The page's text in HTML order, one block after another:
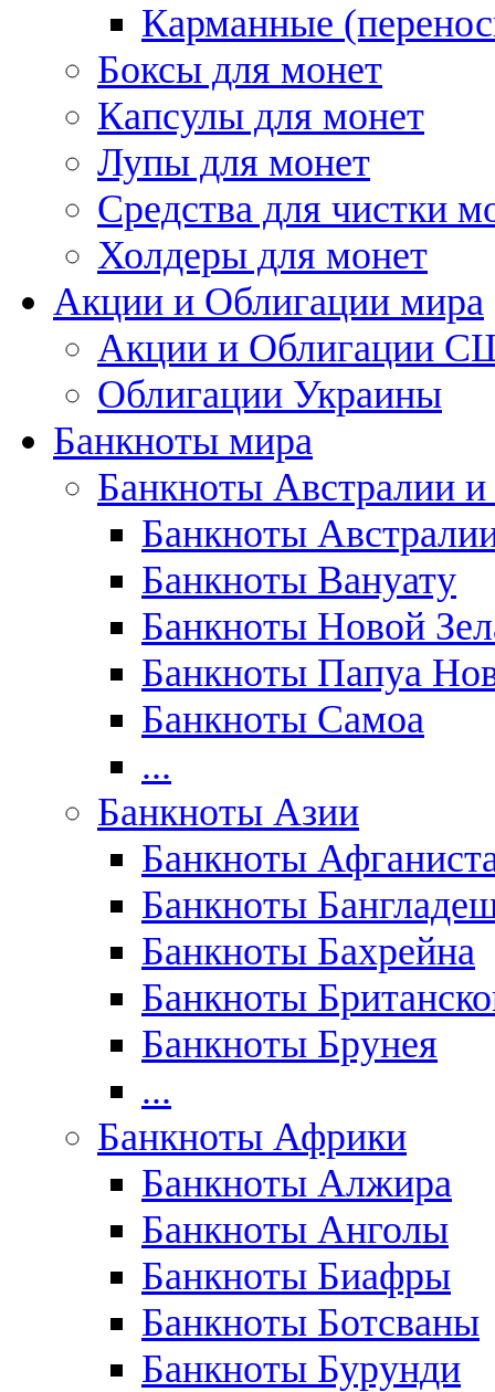
Карманные
Боксы для монет
Капсулы для монет
Лупы для монет
Средства для чистки
Холдеры для монет
Акции и Облигации мира
Акции и Облигации
Облигации Украины
Банкноты мира
Банкноты Австралии
Банкноты
Банкноты Вануату
Банкноты Новой
Банкноты Папуа
Банкноты Самоа
...
Банкноты Азии
Банкноты
Банкноты
Банкноты Бахрейна
Банкноты
Банкноты Брунея
...
Банкноты Африки
Банкноты Алжира
Банкноты Анголы
Банкноты Биафры
Банкноты Ботсваны
Банкноты Бурунди